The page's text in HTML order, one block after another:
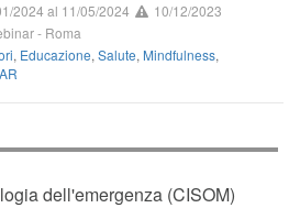
2024 al 11/05/2024
10/12/2023
- Roma
, Educazione,Salute, Mindfulness,
dell'emergenza (CISOM)